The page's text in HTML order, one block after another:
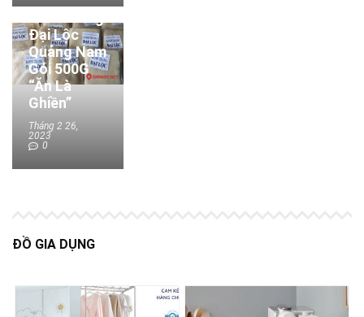
Đại Lộc
Quảng Nam
Gói 500G
“Ăn Là
Ghiền”
Tháng 2 26,
2023
0
ĐỒ GIA DỤNG